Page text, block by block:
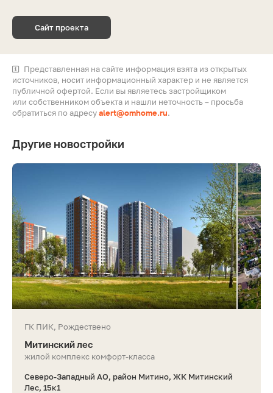
Сайт проекта
Представленная на сайте информация взята из открытых
источников, носит информационный характер и не является
публичной офертой. Если вы являетесь застройщиком
или собственником объекта и нашли неточность – просьба
обратиться по адресуalert@omhome.ru.
Другие новостройки
ГК ПИК, Рождествено
Митинский лес
жилой комплекс комфорт-класса
Северо-Западный АО, район Митино, ЖК Митинский
Лес, 15к1